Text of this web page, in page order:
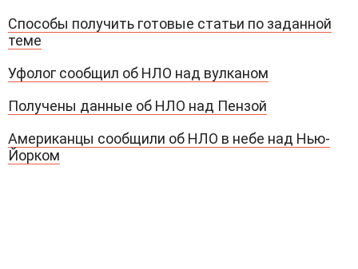
Способы получить готовые статьи по заданной
теме
Уфолог сообщил об НЛО над вулканом
Получены данные об НЛО над Пензой
Американцы сообщили об НЛО в небе над Нью-
Йорком